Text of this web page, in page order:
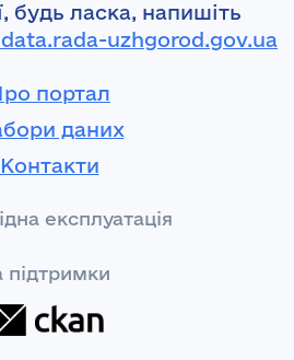
будь ласка, напишіть
uzhgorod.gov.ua
портал
даних
Контакти
експлуатація
підтримки